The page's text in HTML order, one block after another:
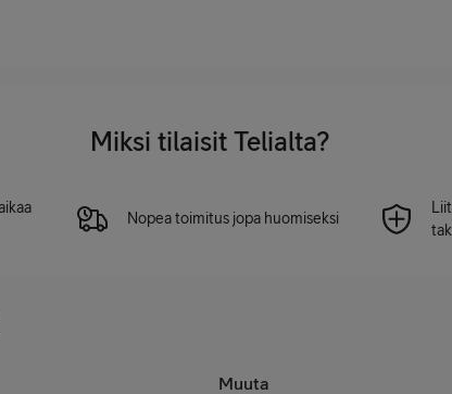
Miksi tilaisit Telialta?
Nopea toimitus jopa huomiseksi
Muuta